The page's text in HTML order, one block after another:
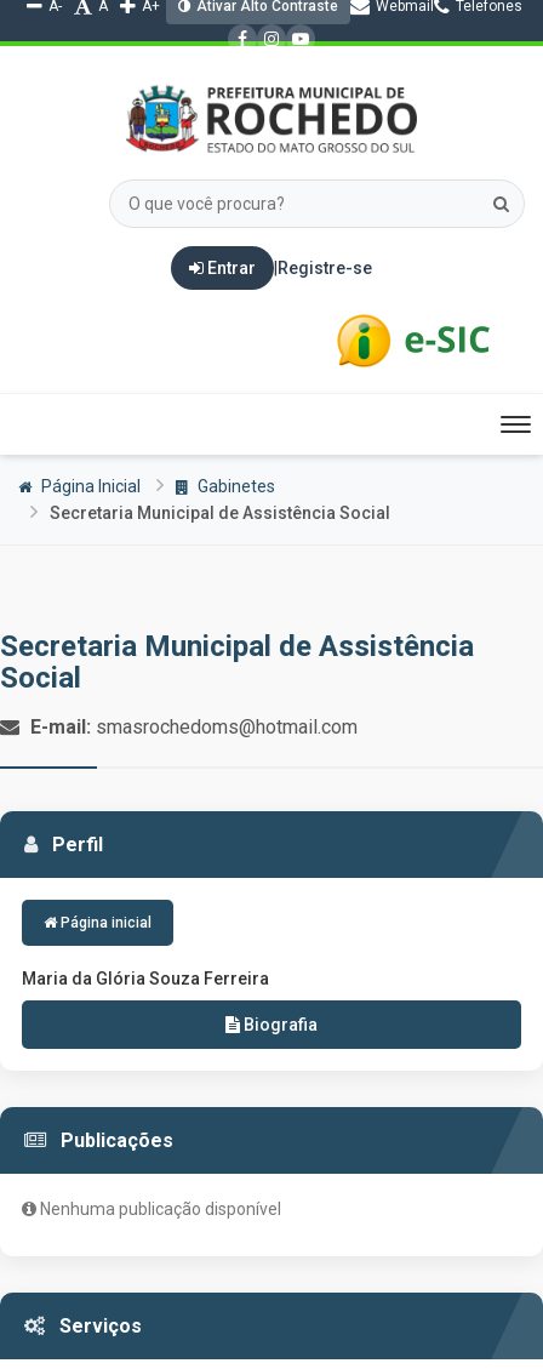
A- A A+ Ativar Alto Contraste Webmail Telefones
Entrar Registre-se
Página Inicial
Gabinetes
Secretaria Municipal de Assistência Social
Secretaria Municipal de Assistência
Social
E-mail: smasrochedoms@hotmail.com
Perfil
Página inicial
Maria da Glória Souza Ferreira
Biografia
Publicações
Nenhuma publicação disponível
Serviços